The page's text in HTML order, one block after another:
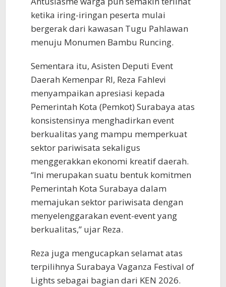
ketika iring-iringan peserta mulai
bergerak dari kawasan Tugu Pahlawan
menuju Monumen Bambu Runcing.
Sementara itu, Asisten Deputi Event
Daerah Kemenpar RI, Reza Fahlevi
menyampaikan apresiasi kepada
Pemerintah Kota (Pemkot) Surabaya atas
konsistensinya menghadirkan event
berkualitas yang mampu memperkuat
sektor pariwisata sekaligus
menggerakkan ekonomi kreatif daerah.
“Ini merupakan suatu bentuk komitmen
Pemerintah Kota Surabaya dalam
memajukan sektor pariwisata dengan
menyelenggarakan event-event yang
berkualitas,” ujar Reza.
Reza juga mengucapkan selamat atas
terpilihnya Surabaya Vaganza Festival of
Lights sebagai bagian dari KEN 2026.